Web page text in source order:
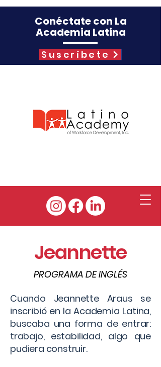
Conéctate con La
Academia Latina
Suscríbete
Jeannette
PROGRAMA DE INGLÉS
Cuando Jeannette Araus se
inscribió en la Academia Latina,
buscaba una forma de entrar:
trabajo, estabilidad, algo que
pudiera construir.